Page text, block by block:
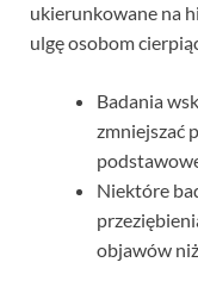
ukierunkowane na
ulgę osobom
Badania
zmniejszać
Niektóre
objawów